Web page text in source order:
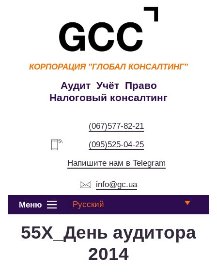
КОРПОРАЦИЯ "ГЛОБАЛ КОНСАЛТИНГ"
Аудит Учёт Право
Налоговый консалтинг
(067)577-82-21
(095)525-04-25
Напишите нам в Telegram
info@gc.ua
Меню Русский
55Х_День аудитора
2014